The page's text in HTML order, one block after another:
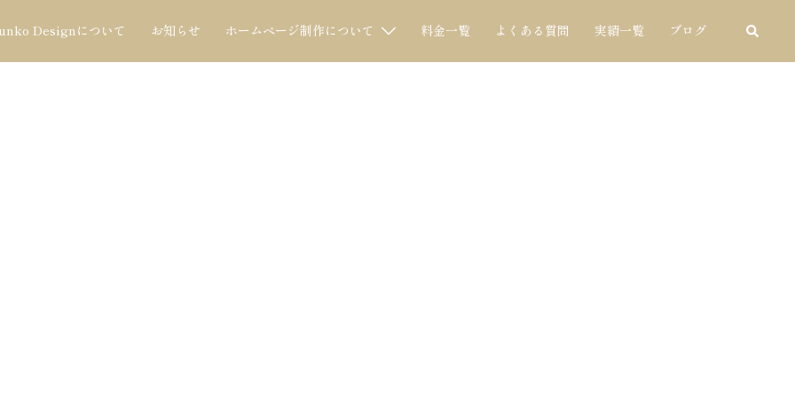
Designについて お知らせ ホームページ制作について 料金一覧 よくある質問 実績一覧 ブログ